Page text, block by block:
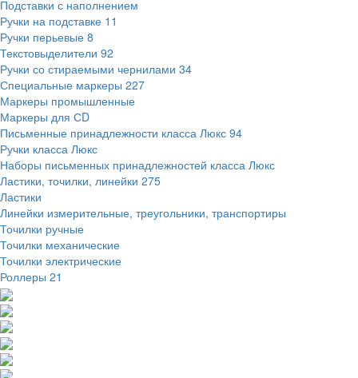
Подставки с наполнением
Ручки на подставке 11
Ручки перьевые 8
Текстовыделители 92
Ручки со стираемыми чернилами 34
Специальные маркеры 227
Маркеры промышленные
Маркеры для СD
Письменные принадлежности класса Люкс 94
Ручки класса Люкс
Наборы письменных принадлежностей класса Люкс
Ластики, точилки, линейки 275
Ластики
Линейки измерительные, треугольники, транспортиры
Точилки ручные
Точилки механические
Точилки электрические
Роллеры 21